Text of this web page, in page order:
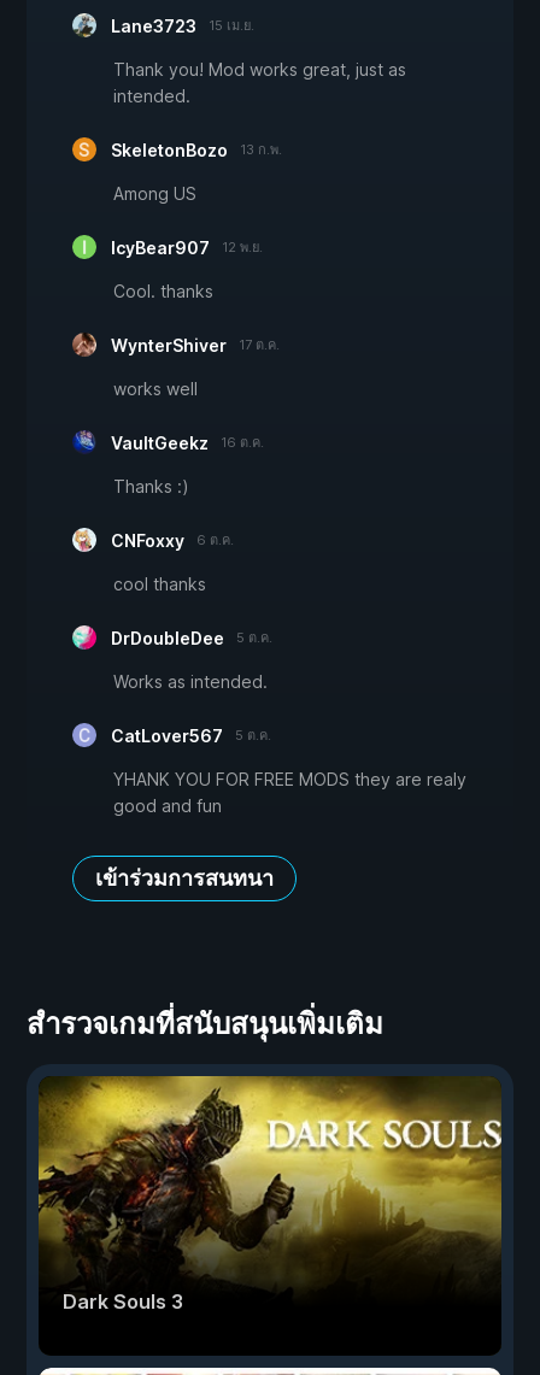
Lane3723 15 เม.ย.
Thank you! Mod works great, just as
intended.
SkeletonBozo 13 ก.พ.
Among US
IcyBear907 12 พ.ย.
Cool. thanks
WynterShiver 17 ต.ค.
works well
VaultGeekz 16 ต.ค.
Thanks :)
CNFoxxy 6 ต.ค.
cool thanks
DrDoubleDee 5 ต.ค.
Works as intended.
CatLover567 5 ต.ค.
YHANK YOU FOR FREE MODS they are realy
good and fun
เข้าร่วมการสนทนา
สำรวจเกมที่สนับสนุนเพิ่มเติม
Dark Souls 3